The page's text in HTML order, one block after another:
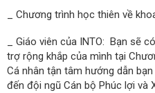
_ Chương trình học thiên về
_ Giáo viên của INTO: Bạn sẽ
trợ rộng khắp của mình tại
Cá nhân tận tâm hướng dẫn
đến đội ngũ Cán bộ Phúc lợi và